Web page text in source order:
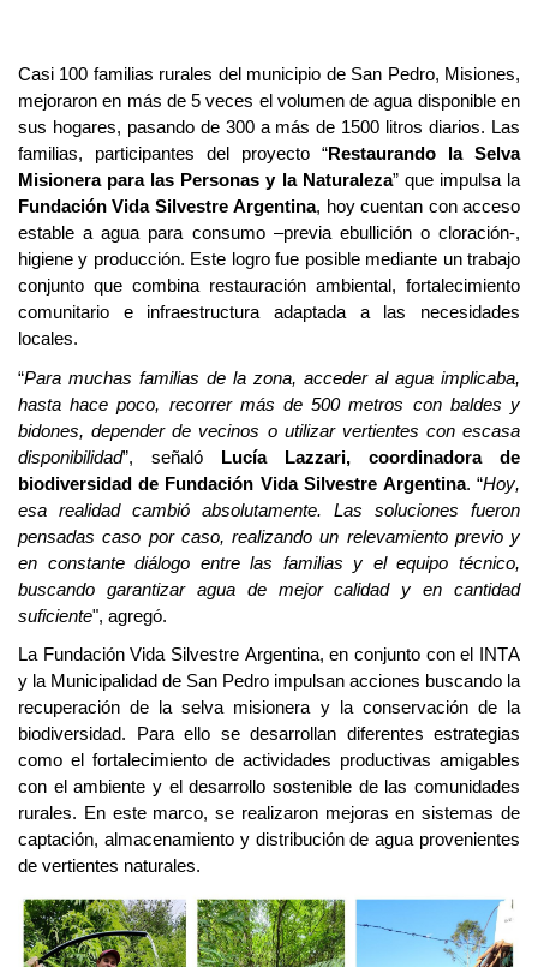
Casi 100 familias rurales del municipio de San Pedro, Misiones,
mejoraron en más de 5 veces el volumen de agua disponible en
sus hogares, pasando de 300 a más de 1500 litros diarios. Las
familias, participantes del proyecto “Restaurando la Selva
Misionera para las Personas y la Naturaleza” que impulsa la
Fundación Vida Silvestre Argentina, hoy cuentan con acceso
estable a agua para consumo –previa ebullición o cloración-,
higieney producción. Este logro fue posible mediante un trabajo
conjunto que combina restauración ambiental, fortalecimiento
comunitario e infraestructura adaptada a las necesidades
locales.
“Para muchas familias de la zona, acceder al agua implicaba,
hasta hace poco, recorrer más de 500 metros con baldes y
bidones, depender de vecinos o utilizar vertientes con escasa
disponibilidad”, señaló Lucía Lazzari, coordinadora de
biodiversidad de Fundación Vida Silvestre Argentina. “Hoy,
esa realidad cambió absolutamente. Las soluciones fueron
pensadas caso por caso, realizando un relevamiento previo y
en constante diálogo entre las familias y el equipo técnico,
buscando garantizar agua de mejor calidad y en cantidad
suficiente", agregó.
La Fundación Vida Silvestre Argentina, en conjunto con el INTA
y la Municipalidad de San Pedro impulsan acciones buscando la
recuperación de la selva misionera y la conservación de la
biodiversidad. Para ello se desarrollan diferentes estrategias
como el fortalecimiento de actividades productivas amigables
con el ambiente y el desarrollo sostenible de las comunidades
rurales. En este marco, se realizaron mejoras en sistemas de
captación, almacenamiento y distribución de agua provenientes
de vertientes naturales.